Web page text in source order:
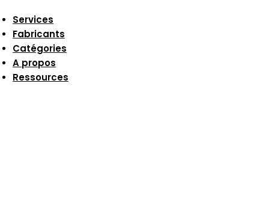
Services
Fabricants
Catégories
A propos
Ressources